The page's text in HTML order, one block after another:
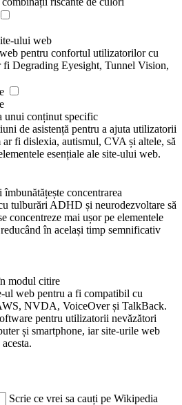
ului web
pentru confortul utilizatorilor cu
fi Degrading Eyesight, Tunnel Vision,
unui conținut specific
de asistență pentru a ajuta utilizatorii
fi dislexia, autismul, CVA și altele, să
esențiale ale site-ului web.
concentrarea
tulburări ADHD și neurodezvoltare să
concentreze mai ușor pe elementele
în același timp semnificativ
modul citire
ul web pentru a fi compatibil cu
NVDA, VoiceOver și TalkBack.
pentru utilizatorii nevăzători
și smartphone, iar site-urile web
Scrie ce vrei sa cauți pe Wikipedia